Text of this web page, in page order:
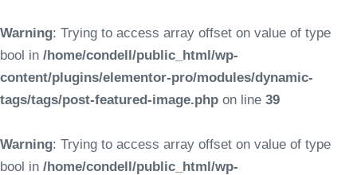
Warning: Trying to access array offset on value of type
bool in /home/condell/public_html/wp-
content/plugins/elementor-pro/modules/dynamic-
tags/tags/post-featured-image.php on line 39
Warning: Trying to access array offset on value of type
bool in /home/condell/public_html/wp-